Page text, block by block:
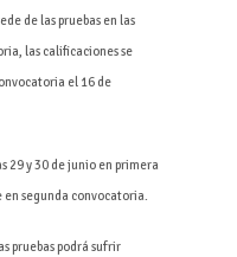
de las pruebas en las
las calificaciones se
el 16 de
29 y 30 de junio en primera
en segunda convocatoria.
pruebas podrá sufrir